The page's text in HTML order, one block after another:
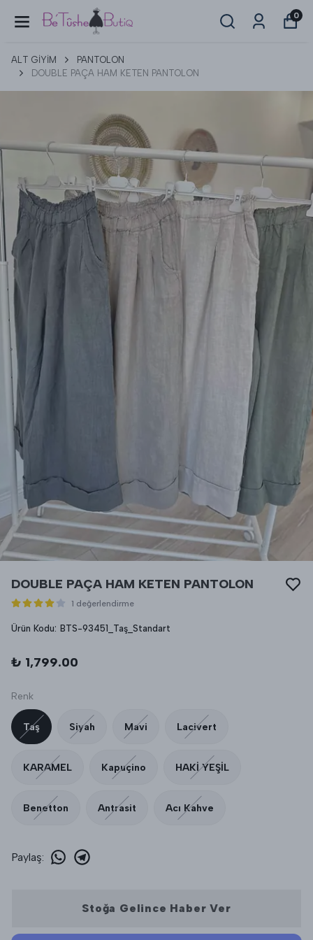
0
ALT GİYİM
PANTOLON
DOUBLE PAÇA HAM KETEN PANTOLON
DOUBLE PAÇA HAM KETEN PANTOLON
1 değerlendirme
Ürün Kodu: BTS-93451_Taş_Standart
₺ 1,799.00
Renk
Taş Siyah Mavi Lacivert
KARAMEL Kapuçino HAKİ YEŞİL
Benetton Antrasit Acı Kahve
Paylaş:
Stoğa Gelince Haber Ver